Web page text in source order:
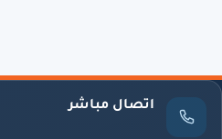
اتصال مباشر